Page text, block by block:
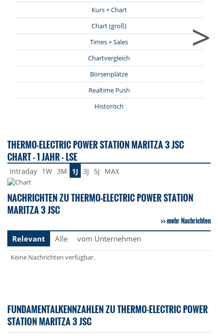
Kurs + Chart
Chart (groß)
Times + Sales
Chartvergleich
Börsenplätze
Realtime Push
Historisch
>
THERMO-ELECTRIC POWER STATION MARITZA 3 JSC
CHART - 1 JAHR - LSE
Intraday 1W 3M 1J 3J 5J MAX
NACHRICHTEN ZU THERMO-ELECTRIC POWER STATION
MARITZA 3 JSC
mehr Nachrichten
Relevant
Alle vom Unternehmen
Keine Nachrichten verfügbar.
FUNDAMENTALKENNZAHLEN ZU THERMO-ELECTRIC POWER
STATION MARITZA 3 JSC